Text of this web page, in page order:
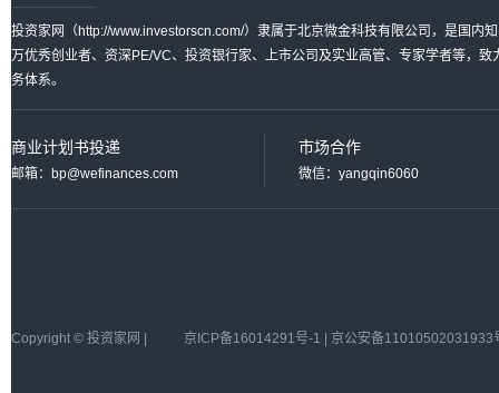
投资家网（http://www.investorscn.com/）隶属于北京微金科技有限公司，是国内
万优秀创业者、资深PE/VC、投资银行家、上市公司及实业高管、专家学者等，
务体系。
商业计划书投递
邮箱：bp@wefinances.com
市场合作
微信：yangqin6060
Copyright © 投资家网 | 京ICP备16014291号-1 | 京公安备11010502031933